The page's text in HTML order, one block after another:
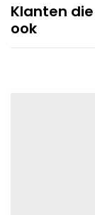
Klanten
ook